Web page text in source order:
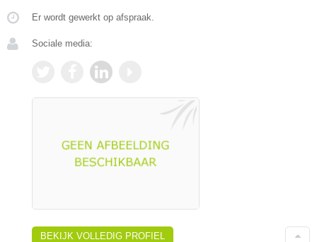
Er wordt gewerkt op afspraak.
Sociale media:
BEKIJK VOLLEDIG PROFIEL